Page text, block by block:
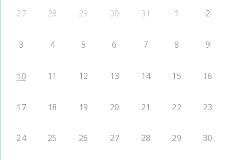
27 28 29 30 31 1 2
3 4 5 6 7 8 9
10 11 12 13 14 15 16
17 18 19 20 21 22 23
24 25 26 27 28 29 30